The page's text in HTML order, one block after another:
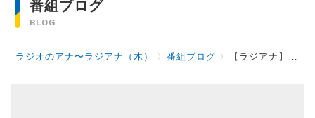
番組ブログ
BLOG
ラジオのアナ〜ラジアナ（木） 〉番組ブログ 〉 【ラジアナ】あの手この手で【木曜日】